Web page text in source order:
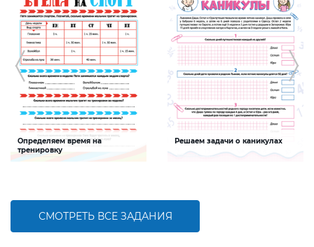
Определяем время на
тренировку
Решаем задачи о каникулах
задачи и пользоваться календарем
СМОТРЕТЬ ВСЕ ЗАДАНИЯ